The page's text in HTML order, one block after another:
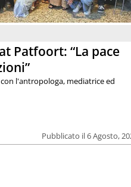
Patfoort: “La pace
Pubblicato il 6 Agosto,
l'antropologa, mediatrice ed